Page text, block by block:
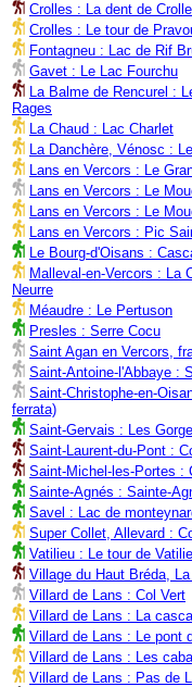
Crolles : La dent de
Crolles : Le tour de
Fontagneu : Lac de Rif
Gavet : Le Lac Fourchu
La Balme de Rencurel :
Rages
La Chaud : Lac Charlet
La Danchère, Vénosc :
Lans en Vercors : Le
Lans en Vercors : Le
Lans en Vercors : Le
Lans en Vercors : Pic
Le Bourg-d'Oisans :
Malleval-en-Vercors : La
Neurre
Méaudre : Le Pertuson
Presles : Serre Cocu
Saint Agan en Vercors,
Saint-Antoine-l'Abbaye :
Saint-Christophe-en-
ferrata)
Saint-Gervais : Les
Saint-Laurent-du-Pont :
Saint-Michel-les-Portes :
Sainte-Agnés : Sainte-
Savel : Lac de
Super Collet, Allevard :
Vatilieu : Le tour de
Village du Haut Bréda,
Villard de Lans : Col Vert
Villard de Lans : La
Villard de Lans : Le pont
Villard de Lans : Les
Villard de Lans : Pas de